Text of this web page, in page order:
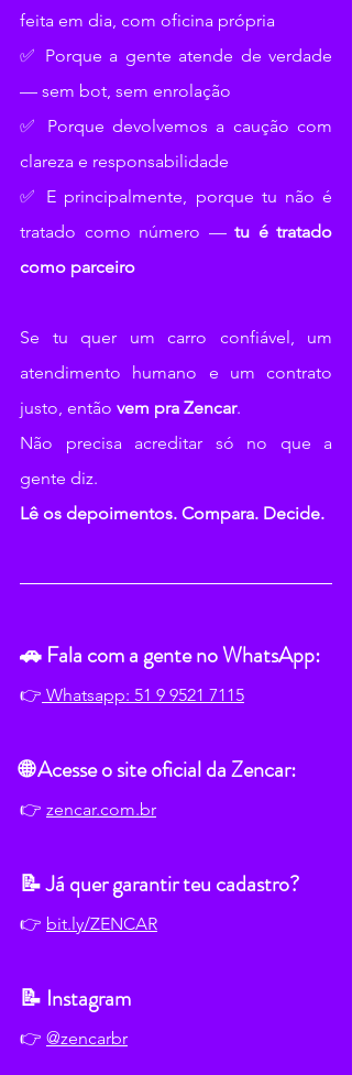
feita em dia, com oficina própria
✅ Porque a gente atende de verdade
— sem bot, sem enrolação
✅ Porque devolvemos a caução com
clareza e responsabilidade
✅ E principalmente, porque tu não é
tratado como número — tu é tratado
como parceiro
Se tu quer um carro confiável, um
atendimento humano e um contrato
justo, então vem pra Zencar.
Não precisa acreditar só no que a
gente diz.
Lê os depoimentos. Compara. Decide.
🚗 Fala com a gente no WhatsApp:
👉 Whatsapp: 51 9 9521 7115
🌐 Acesse o site oficial da Zencar:
👉 zencar.com.br
📝 Já quer garantir teu cadastro?
👉 bit.ly/ZENCAR
📝 Instagram
👉 @zencarbr